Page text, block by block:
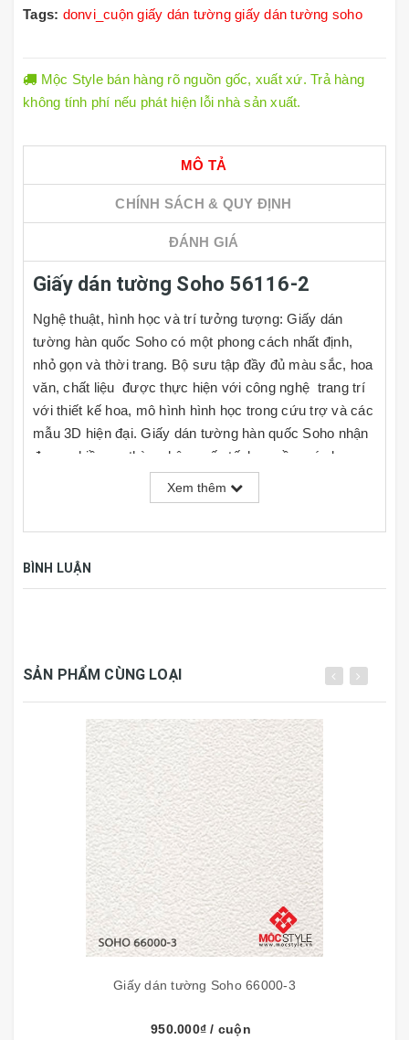
Tags: donvi_cuộn giấy dán tường giấy dán tường soho
Mộc Style bán hàng rõ nguồn gốc, xuất xứ. Trả hàng
không tính phí nếu phát hiện lỗi nhà sản xuất.
MÔ TẢ
CHÍNH SÁCH & QUY ĐỊNH
ĐÁNH GIÁ
Giấy dán tường Soho 56116-2
Nghệ thuật, hình học và trí tưởng tượng: Giấy dán
tường hàn quốc Soho có một phong cách nhất định,
nhỏ gọn và thời trang. Bộ sưu tập đầy đủ màu sắc, hoa
văn, chất liệu được thực hiện với công nghệ trang trí
với thiết kế hoa, mô hình hình học trong cứu trợ và các
mẫu 3D hiện đại. Giấy dán tường hàn quốc Soho nhận
được nhiều sự thừa nhận quốc tế, bao gồm các lựa
cạnh tranh trong giải thưởng Compasso D'Oro 2010
biệt thự, khách sạn....
TÍNH NĂNG GIẤY DÁN TƯỜNG
- Flashlight: Chịu được ánh sáng mặt trời.
- Washable: Vệ sinh bằng khăn với nước và xà
phòng vắt khô.
Peelable:Giấy 2 lớp.
Straight-Match:Ghép bông (hoa văn) thẳng hàng.
Straight-Match:Ghép bông (hoa văn) sát mí.
Xem thêm
BÌNH LUẬN
SẢN PHẨM CÙNG LOẠI
Giấy dán tường Soho 66000-3
950.000₫/ cuộn